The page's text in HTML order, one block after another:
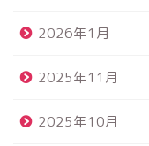
2026年1月
2025年11月
2025年10月